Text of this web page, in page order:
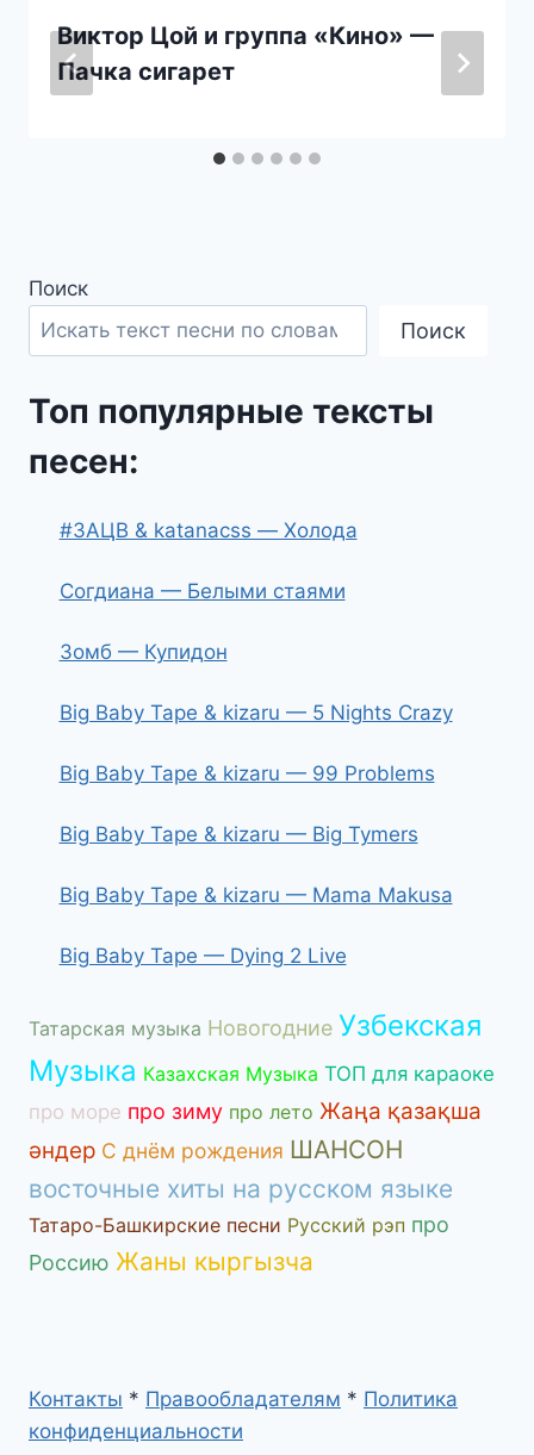
Виктор Цой и группа «Кино» —
Пачка сигарет
Поиск
Поиск
Топ популярные тексты
песен:
#ЗАЦВ & katanacss — Холода
Согдиана — Белыми стаями
Зомб — Купидон
Big Baby Tape & kizaru — 5 Nights Crazy
Big Baby Tape & kizaru — 99 Problems
Big Baby Tape & kizaru — Big Tymers
Big Baby Tape & kizaru — Mama Makusa
Big Baby Tape — Dying 2 Live
Татарская музыка Новогодние Узбекская
Музыка Казахская Музыка ТОП для караоке
про море про зиму про лето Жаңа қазақша
әндер С днём рождения ШАНСОН
восточные хиты на русском языке
Татаро-Башкирские песни Русский рэп про
Россию Жаны кыргызча
Контакты * Правообладателям * Политика
конфиденциальности